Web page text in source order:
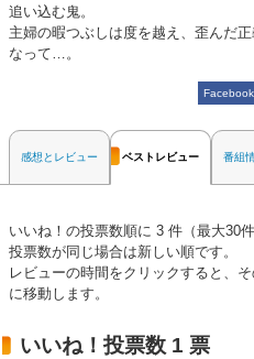
追い込む鬼。
主婦の暇つぶしは度を越え、歪んだ
なって…。
感想とレビュー ベストレビュー 番組
いいね！の投票数順に 3 件（最大30
投票数が同じ場合は新しい順です。
レビューの時間をクリックすると、
に移動します。
いいね！投票数 1 票